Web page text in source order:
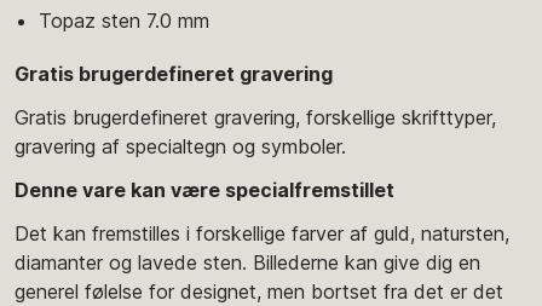
Topaz sten 7.0 mm
Gratis brugerdefineret gravering
Gratis brugerdefineret gravering, forskellige skrifttyper,
gravering af specialtegn og symboler.
Denne vare kan være specialfremstillet
Det kan fremstilles i forskellige farver af guld, natursten,
diamanter og lavede sten. Billederne kan give dig en
generel følelse for designet, men bortset fra det er det